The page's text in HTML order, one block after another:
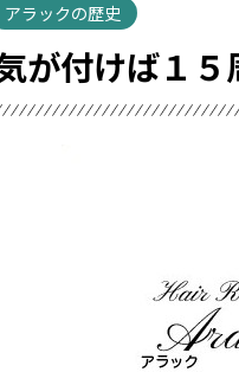
アラックの歴史
が付けば１